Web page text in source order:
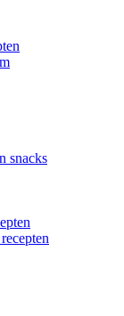
snacks